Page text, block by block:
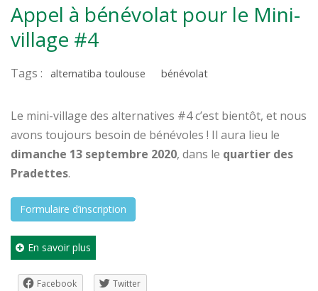
Appel à bénévolat pour le Mini-
village #4
Tags : alternatiba toulouse bénévolat
Le mini-village des alternatives #4 c’est bientôt, et nous
avons toujours besoin de bénévoles ! Il aura lieu le
dimanche 13 septembre 2020, dans le quartier des
Pradettes.
Formulaire d’inscription
En savoir plus
Facebook Twitter